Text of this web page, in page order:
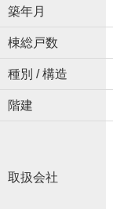
築年月
棟総戸数
種別 / 構造
階建
取扱会社